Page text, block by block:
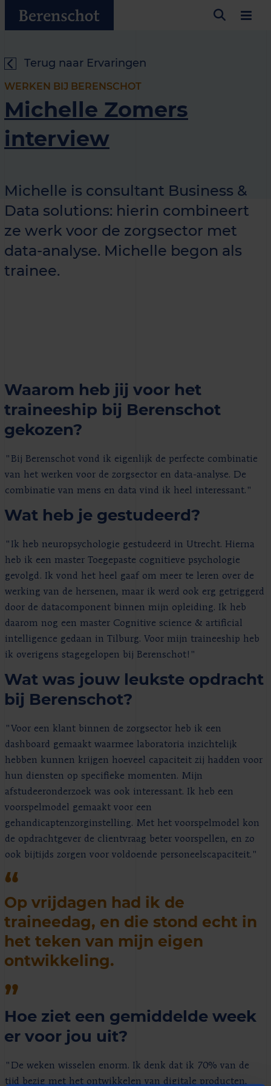
Terug naar Ervaringen
WERKEN BIJ BERENSCHOT
Michelle Zomers
interview
Michelle is consultant Business &
Data solutions: hierin combineert
ze werk voor de zorgsector met
data-analyse. Michelle begon als
trainee.
Waarom heb jij voor het
traineeship bij Berenschot
gekozen?
"Bij Berenschot vond ik eigenlijk de perfecte combinatie
van het werken voor de zorgsector en data-analyse. De
combinatie van mens en data vind ik heel interessant."
Wat heb je gestudeerd?
"Ik heb neuropsychologie gestudeerd in Utrecht. Hierna
heb ik een master Toegepaste cognitieve psychologie
gevolgd. Ik vond het heel gaaf om meer te leren over de
werking van de hersenen, maar ik werd ook erg getriggerd
door de datacomponent binnen mijn opleiding. Ik heb
daarom nog een master Cognitive science & artificial
intelligence gedaan in Tilburg. Voor mijn traineeship heb
ik overigens stagegelopen bij Berenschot!"
Wat was jouw leukste opdracht
bij Berenschot?
"Voor een klant binnen de zorgsector heb ik een
dashboard gemaakt waarmee laboratoria inzichtelijk
hebben kunnen krijgen hoeveel capaciteit zij hadden voor
hun diensten op specifieke momenten. Mijn
afstudeeronderzoek was ook interessant. Ik heb een
voorspelmodel gemaakt voor een
gehandicaptenzorginstelling. Met het voorspelmodel kon
de opdrachtgever de clientvraag beter voorspellen, en zo
ook bijtijds zorgen voor voldoende personeelscapaciteit."
Op vrijdagen had ik de
traineedag, en die stond echt in
het teken van mijn eigen
ontwikkeling.
Hoe ziet een gemiddelde week
er voor jou uit?
"De weken wisselen enorm. Ik denk dat ik 70% van de
tijd bezig met het ontwikkelen van digitale producten,